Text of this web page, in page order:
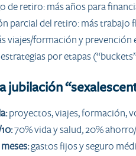
de retiro: más años para
parcial del retiro: más
viajes/formación y prevención
por etapas
jubilación
proyectos, viajes, formación,
70% vida y salud, 20%
gastos fijos y seguro